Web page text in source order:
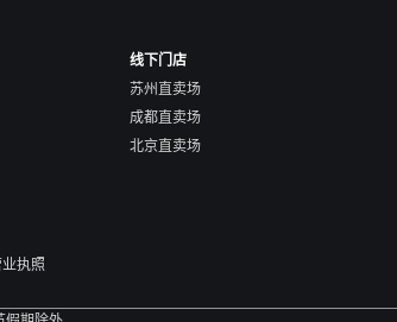
线下门店
苏州直卖场
成都直卖场
北京直卖场
业执照